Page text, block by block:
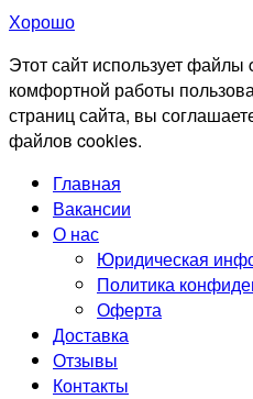
Хорошо
Этот сайт использует
комфортной работы
страниц сайта, вы
файлов cookies.
Главная
Вакансии
О нас
Юридическая
Политика
Оферта
Доставка
Отзывы
Контакты